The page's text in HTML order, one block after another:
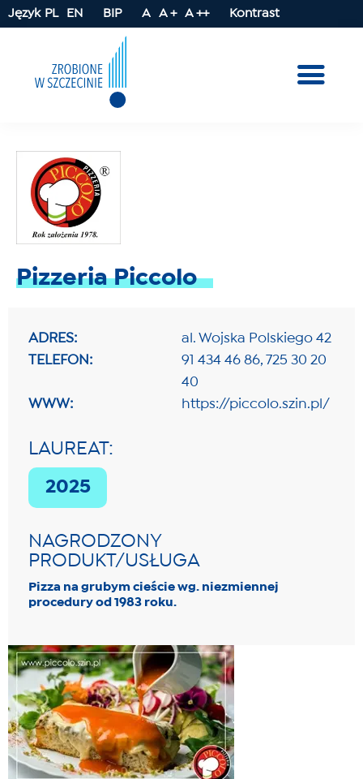
Język PL EN BIP A A + A ++ Kontrast
Pizzeria Piccolo
ADRES:
al. Wojska Polskiego 42
TELEFON:
91 434 46 86, 725 30 20
40
WWW:
https://piccolo.szin.pl/
LAUREAT:
2025
NAGRODZONY
PRODUKT/USŁUGA
Pizza na grubym cieście wg. niezmiennej
procedury od 1983 roku.